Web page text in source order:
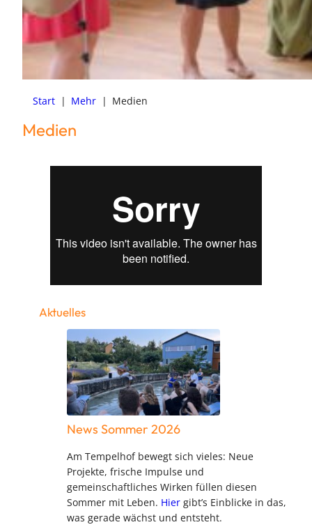
Start | Mehr | Medien
Medien
Aktuelles
News Sommer 2026
Am Tempelhof bewegt sich vieles: Neue
Projekte, frische Impulse und
gemeinschaftliches Wirken füllen diesen
Sommer mit Leben. Hier gibt’s Einblicke in das,
was gerade wächst und entsteht.